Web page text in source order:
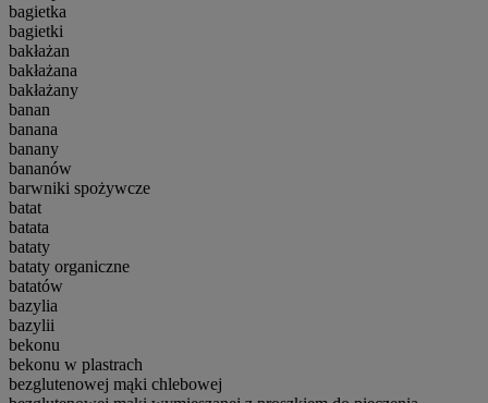
bagietka
bagietki
bakłażan
bakłażana
bakłażany
banan
banana
banany
bananów
barwniki spożywcze
batat
batata
bataty
bataty organiczne
batatów
bazylia
bazylii
bekonu
bekonu w plastrach
bezglutenowej mąki chlebowej